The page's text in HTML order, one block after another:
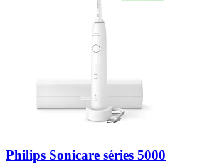
Philips Sonicare séries 5000